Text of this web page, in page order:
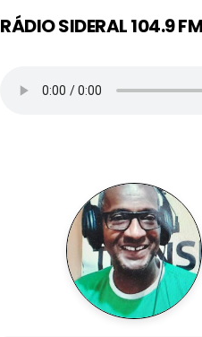
RÁDIO SIDERAL 104.9 FM